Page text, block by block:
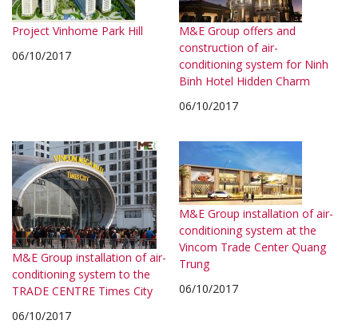
Project Vinhome Park Hill
06/10/2017
M&E Group offers and
construction of air-
conditioning system for Ninh
Binh Hotel Hidden Charm
06/10/2017
M&E Group installation of air-
conditioning system to the
TRADE CENTRE Times City
06/10/2017
M&E Group installation of air-
conditioning system at the
Vincom Trade Center Quang
Trung
06/10/2017